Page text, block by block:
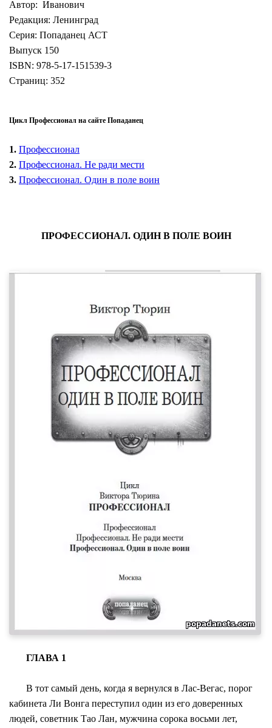
Автор: Иванович
Редакция: Ленинград
Серия: Попаданец АСТ
Выпуск 150
ISBN: 978-5-17-151539-3
Страниц: 352
Цикл Профессионал на сайте Попаданец
1. Профессионал
2. Профессионал. Не ради мести
3. Профессионал. Один в поле воин
ПРОФЕССИОНАЛ. ОДИН В ПОЛЕ ВОИН
ГЛАВА 1
В тот самый день, когда я вернулся в Лас-Вегас, порог
кабинета Ли Вонга переступил один из его доверенных
людей, советник Тао Лан, мужчина сорока восьми лет,